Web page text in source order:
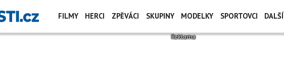
FILMY HERCI ZPĚVÁCI SKUPINY MODELKY SPORTOVCI DALŠÍ